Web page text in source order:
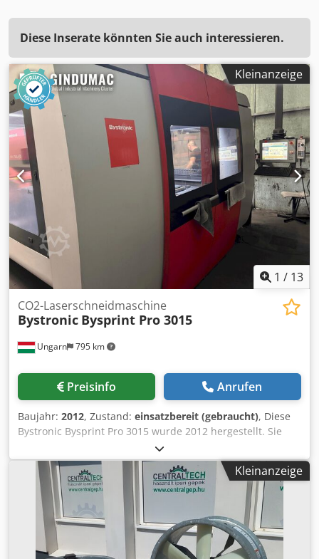
Diese Inserate könnten Sie auch interessieren.
Kleinanzeige
1 / 13
Ungarn 795 km
CO2-Laserschneidmaschine
Bystronic Bysprint Pro 3015
Preisinfo Anrufen
Baujahr: 2012, Zustand: einsatzbereit (gebraucht), Diese
Bystronic Bysprint Pro 3015 wurde 2012 hergestellt. Sie
verfügt über einen BYSTRONIC ByLaser 4400 CO2-Laser
sowie eine BYSTRONIC ByVision CNC-Steuerung und einen
BYSTRONIC Byloader 3015 Blechlader. Wenn Sie auf der
Suche nach hochwertiger Schneidleistung sind, sollten Sie
die Bystronic Bysprint Pro 3015 in unserem Angebot in
Betracht ziehen. Kontaktieren Sie uns für weitere
Informationen. Csdpsx Rpd Hefx Andorf
Anwendungsbereiche Schneiden
Kleinanzeige